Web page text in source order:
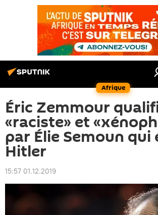
Afrique
Éric Zemmour
«raciste» et
par Élie Semoun qui
Hitler
15:57 01.12.2019